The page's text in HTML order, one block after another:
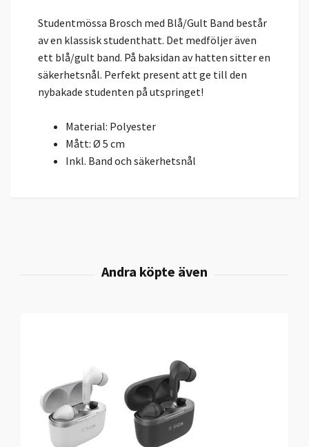
Studentmössa Brosch med Blå/Gult Band består
av en klassisk studenthatt. Det medföljer även
ett blå/gult band. På baksidan av hatten sitter en
säkerhetsnål. Perfekt present att ge till den
nybakade studenten på utspringet!
Material: Polyester
Mått: Ø 5 cm
Inkl. Band och säkerhetsnål